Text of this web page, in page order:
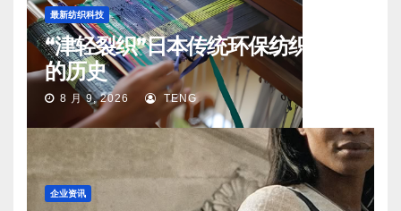
最新纺织科技
“津轻裂织”日本传统环保纺织工艺
的历史
8 月 9, 2026 TENG
企业资讯